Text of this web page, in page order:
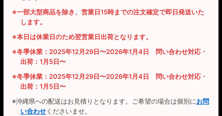
※一部大型商品を除き、営業日15時までの注文確定で即日発送いた
します。
※本日は休業日のため翌営業日出荷となります。
※冬季休業：2025年12月29日〜2026年1月4日 問い合わせ対応・
出荷：1月5日〜
※冬季休業：2025年12月29日〜2026年1月4日 問い合わせ対応・
出荷：1月5日〜
※沖縄県への配送はお見積りとなります。ご希望の場合は個別にお問
い合わせくださいませ。